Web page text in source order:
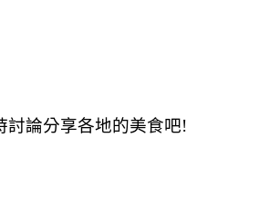
討論分享各地的美食吧!